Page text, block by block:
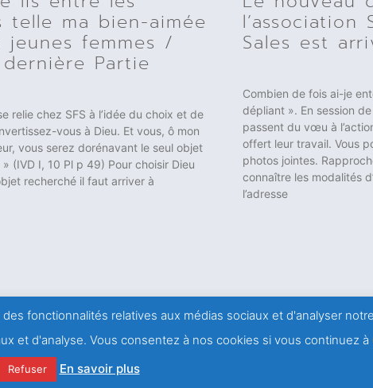
telle ma bien-aimée
jeunes femmes /
Partie
relie chez SFS à l’idée du choix et de
vous à Dieu. Et vous, ô mon
vous serez dorénavant le seul objet
(IVD I, 10 Pl p 49) Pour choisir Dieu
recherché il faut arriver à
l’association
Sales est
Combien de fois ai-je
dépliant ». En session
passent du vœu à
offert leur travail. Vous
photos jointes.
connaître les modalités
l’adresse
fonctionnalités relatives aux médias sociaux et d'analyser
et d'analyse. Vous consentez à nos cookies si vous continuez à
Refuser En savoir plus